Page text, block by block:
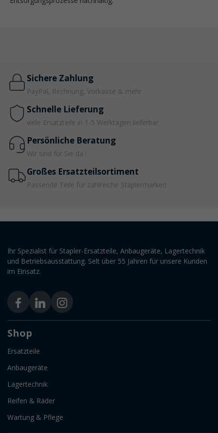
Sichere Zahlung
PayPal, Rechnung, Vorkasse & mehr
Schnelle Lieferung
viele Ersatzteile in 1-5 Werktagen lieferbar
Persönliche Beratung
Wir sind für Sie da !
Großes Ersatzteilsortiment
Passende Teile für zahlreiche Staplermarken
Ihr Spezialist für Stapler-Ersatzteile, Anbaugeräte, Lagertechnik
und Betriebsausstattung. Selt über 55 Jahren für unsere Kunden
im Einsatz.
Shop
Ersatzteile
Anbaugeräte
Lagertechnik
Reifen & Räder
Wartung & Pflege